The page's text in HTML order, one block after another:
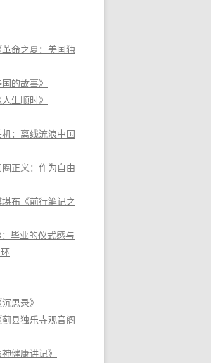
革命之夏：美国独
的故事》
生顺时》
机：离线流浪中国
圈正义：作为自由
堪布《前行笔记之
毕业的仪式感与
思录》
蓟县独乐寺观音阁
健康讲记》